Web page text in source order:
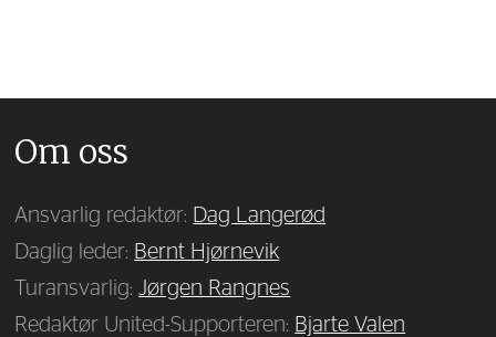
Om oss
Ansvarlig redaktør: Dag Langerød
Daglig leder: Bernt Hjørnevik
Turansvarlig:Jørgen Rangnes
Redaktør United-Supporteren: Bjarte Valen